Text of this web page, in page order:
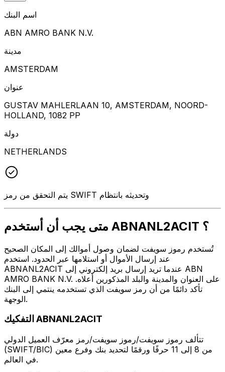
اسم البنك
ABN AMRO BANK N.V.
مدينة
AMSTERDAM
عنوان
GUSTAV MAHLERLAAN 10, AMSTERDAM, NOORD-
HOLLAND, 1082 PP
دولة
NETHERLANDS
يتم التحقق من رمز SWIFT وتحديثه بانتظام
متى يجب أن أستخدم ABNANL2ACIT ؟
تُستخدم رموز سويفت لضمان وصول أموالك إلى المكان الصحيح
عند إرسال الأموال أو استلامها عبر الحدود. استخدم
ABNANL2ACIT عندما تريد إرسال بريد إلكتروني إلى ABN
AMRO BANK N.V. على العنوان والمدينة والبلد المذكورين أعلاه.
تأكد دائمًا من أن رمز سويفت الذي تستخدمه ينتمي إلى البنك
الوجهة.
التفكيك ABNANL2ACIT
تتألف رموز سويفت/رموز سويفت/رمز معرّف العميل الدولي
(SWIFT/BIC) من 8 إلى 11 حرفًا ورقمًا لتحديد بنك وفرع معين
في العالم.